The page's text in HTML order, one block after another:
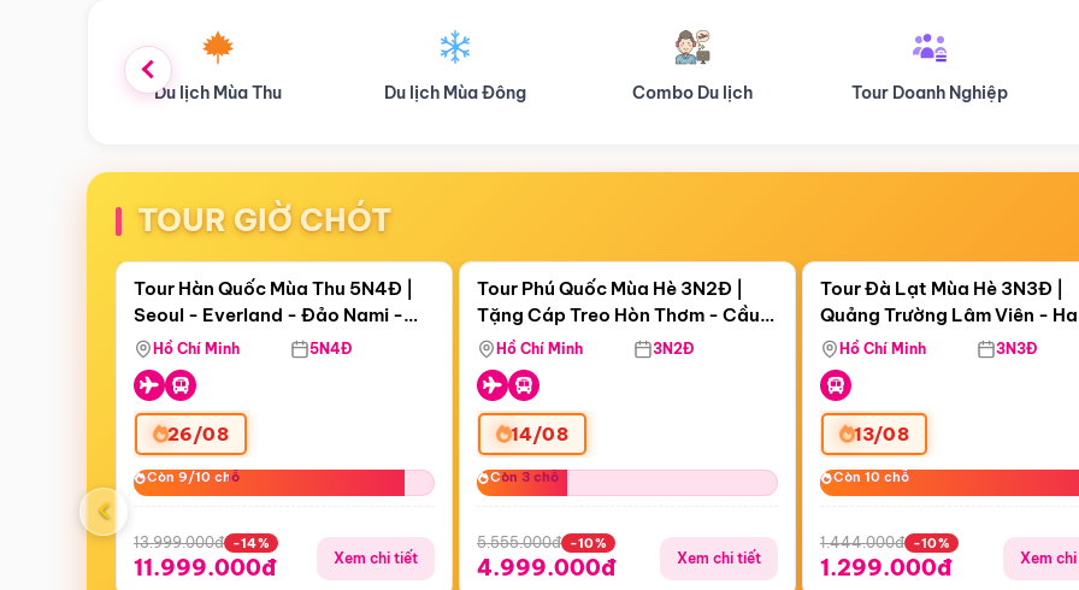
Du lịch Mùa Đông Combo Du lịch Tour Doanh Nghiệp Du lịch Hành Hương
TOUR GIỜ CHÓT
Còn17 ngày 17:55:55
Bay Sun Phuquoc Airways
Điểm nổi bật
Tour Hàn Quốc Mùa Thu 5N4Đ |
Seoul - Everland - Đảo Nami -
Tháp Namsan (Bay Sun Phuquoc
Airways)
Hồ Chí Minh 5N4Đ
26/08
Còn 9/10 chỗ
Còn 9/10 chỗ
13.999.000đ -14%
11.999.000đ Xem chi tiết
Còn05 ngày 17:55:55
Tặng Cáp Treo Hòn Thơm
Tour Phú Quốc Mùa Hè 3N2Đ |
Tặng Cáp Treo Hòn Thơm - Cầu
Hôn - Công Viên Nước Aquatopia
Hồ Chí Minh 3N2Đ
14/08
Còn 3 chỗ
Còn 3 chỗ
5.555.000đ -10%
4.999.000đ Xem chi tiết
Còn04 ngày 17:55:55
Tour Đà Lạt Mùa Hè 3N3Đ |
Quảng Trường Lâm Viên -
Hill - Puppy Farm
Hồ Chí Minh 3N3Đ
13/08
Còn 10 chỗ
Còn 10 chỗ
1.444.000đ -10%
1.299.000đ Xem
‹